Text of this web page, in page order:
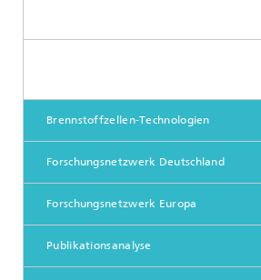
Brennstoffzellen-Technologien
Forschungsnetzwerk Deutschland
Forschungsnetzwerk Europa
Publikationsanalyse